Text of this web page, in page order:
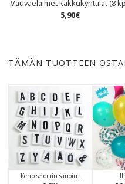
Vauvaeläimet kakkukynttilät (8
5,90€
TÄMÄN TUOTTEEN
Kerro se omin sanoin..